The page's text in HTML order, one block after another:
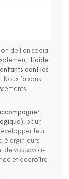
de lien social
L’aide
dont les
. Nous faisons
, pour
leur
élargir leurs
de vos savoir-
et accroître